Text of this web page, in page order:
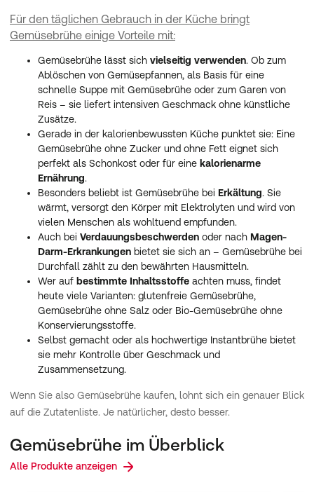
Für den täglichen Gebrauch in der Küche bringt
Gemüsebrühe einige Vorteile mit:
Gemüsebrühe lässt sich vielseitig verwenden. Ob zum
Ablöschen von Gemüsepfannen, als Basis für eine
schnelle Suppe mit Gemüsebrühe oder zum Garen von
Reis – sie liefert intensiven Geschmack ohne künstliche
Zusätze.
Gerade in der kalorienbewussten Küche punktet sie: Eine
Gemüsebrühe ohne Zucker und ohne Fett eignet sich
perfekt als Schonkost oder für eine kalorienarme
Ernährung.
Besonders beliebt ist Gemüsebrühe bei Erkältung. Sie
wärmt, versorgt den Körper mit Elektrolyten und wird von
vielen Menschen als wohltuend empfunden.
Auch bei Verdauungsbeschwerden oder nach Magen-
Darm-Erkrankungen bietet sie sich an – Gemüsebrühe bei
Durchfall zählt zu den bewährten Hausmitteln.
Wer auf bestimmte Inhaltsstoffe achten muss, findet
heute viele Varianten: glutenfreie Gemüsebrühe,
Gemüsebrühe ohne Salz oder Bio-Gemüsebrühe ohne
Konservierungsstoffe.
Selbst gemacht oder als hochwertige Instantbrühe bietet
sie mehr Kontrolle über Geschmack und
Zusammensetzung.
Wenn Sie also Gemüsebrühe kaufen, lohnt sich ein genauer Blick
auf die Zutatenliste. Je natürlicher, desto besser.
Gemüsebrühe im Überblick
Alle Produkte anzeigen